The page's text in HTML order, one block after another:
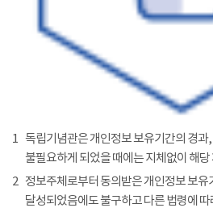
1 독립기념관은 개인정보 보유기간의 경과
불필요하게 되었을 때에는 지체없이 해
2 정보주체로부터 동의받은 개인정보 보유
달성되었음에도 불구하고 다른 법령에